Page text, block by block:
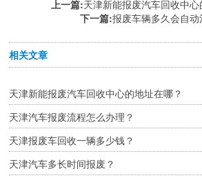
上一篇:天津新能报废汽车回收中心
下一篇:报废车辆多久会自动
相关文章
天津新能报废汽车回收中心的地址在哪？
天津汽车报废流程怎么办理？
天津报废车回收一辆多少钱？
天津汽车多长时间报废？